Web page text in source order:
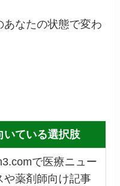
あなたの状態で変わ
いている選択肢
で医療ニュー
や薬剤師向け記事